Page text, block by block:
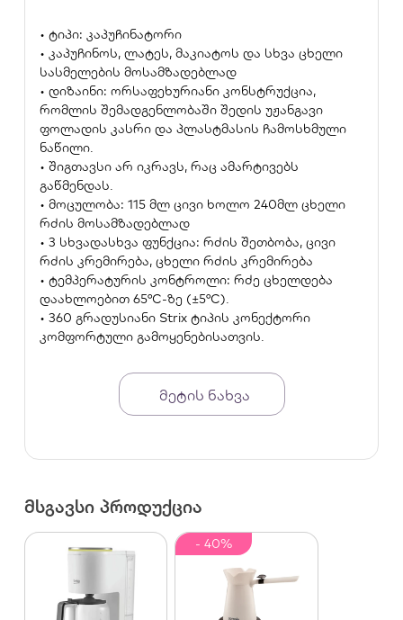
• ტიპი: კაპუჩინატორი
• კაპუჩინოს, ლატეს, მაკიატოს და სხვა ცხელი
სასმელების მოსამზადებლად
• დიზაინი: ორსაფეხურიანი კონსტრუქცია,
რომლის შემადგენლობაში შედის უჟანგავი
ფოლადის კასრი და პლასტმასის ჩამოსხმული
ნაწილი.
• შიგთავსი არ იკრავს, რაც ამარტივებს
გაწმენდას.
• მოცულობა: 115 მლ ცივი ხოლო 240მლ ცხელი
რძის მოსამზადებლად
• 3 სხვადასხვა ფუნქცია: რძის შეთბობა, ცივი
რძის კრემირება, ცხელი რძის კრემირება
• ტემპერატურის კონტროლი: რძე ცხელდება
დაახლოებით 65°C-ზე (±5°C).
• 360 გრადუსიანი Strix ტიპის კონექტორი
კომფორტული გამოყენებისათვის.
• სიხშირე და სიმძლავრე: 220ვოლტი, 50/60ჰც,
• მოცურების საწინააღმდეგო სილიკონის ფეხი
მეტის ნახვა
მსგავსი პროდუქცია
- 40%